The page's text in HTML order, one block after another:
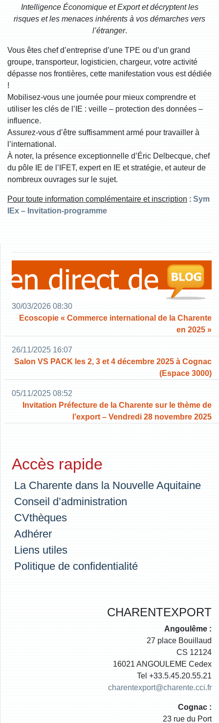
Intelligence Économique et Export et décryptent les
risques et les menaces inhérents à vos démarches vers
l’étranger.
Vous êtes chef d’entreprise d’une TPE ou d’un grand
groupe, transporteur, logisticien, chargeur, votre activité
dépasse nos frontières, cette manifestation vous est dédiée
!
Mobilisez-vous une journée pour mieux comprendre et
utiliser les clés de l’IE : veille – protection des données –
influence.
Assurez-vous d’être suffisamment armé pour travailler à
l’international.
À noter, la présence exceptionnelle d’Éric Delbecque, chef
du pôle IE de l’IFET, expert en IE et stratégie, et auteur de
nombreux ouvrages sur le sujet.
Pour toute information complémentaire et inscription : Sym
IEx – Invitation-programme
30/03/2026 08:30
Ecoscopie « Commerce international de la Charente
en 2025 »
26/11/2025 16:07
Salon VS PACK les 2, 3 et 4 décembre 2025 à Cognac
(Espace 3000)
05/11/2025 08:52
Invitation Préfecture de la Charente sur le thème de
l’export – Vendredi 28 novembre 2025
Accès rapide
La Charente dans la Nouvelle Aquitaine
Conseil d’administration
CVthèques
Adhérer
Liens utiles
Politique de confidentialité
CHARENTEXPORT
Angoulême :
27 place Bouillaud
CS 12124
16021 ANGOULEME Cedex
Tel +33.5.45.20.55.21
charentexport@charente.cci.fr
Cognac :
23 rue du Port